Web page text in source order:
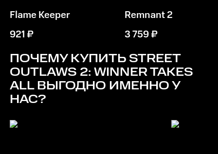
16 GB ОЗУ
Место на диске
25 GB
Flame Keeper
921₽
Remnant 2
3 759₽
ПОЧЕМУ КУПИТЬ STREET
OUTLAWS 2: WINNER TAKES
ALLВЫГОДНО ИМЕННО У
НАС?